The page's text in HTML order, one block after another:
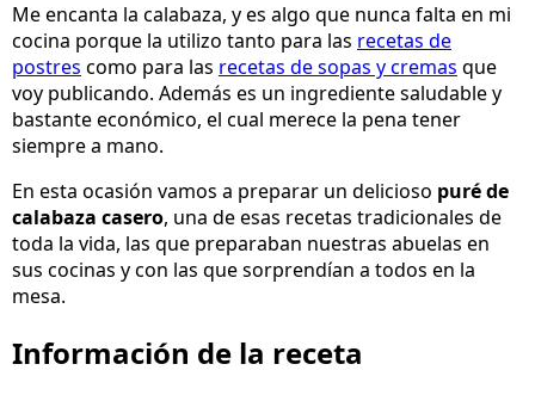
Me encanta la calabaza, y es algo que nunca falta en mi
cocina porque la utilizo tanto para las recetas de
postres como para las recetas de sopas y cremas que
voy publicando. Además es un ingrediente saludable y
bastante económico, el cual merece la pena tener
siempre a mano.
En esta ocasión vamos a preparar un delicioso puré de
calabaza casero, una de esas recetas tradicionales de
toda la vida, las que preparaban nuestras abuelas en
sus cocinas y con las que sorprendían a todos en la
mesa.
Información de la receta